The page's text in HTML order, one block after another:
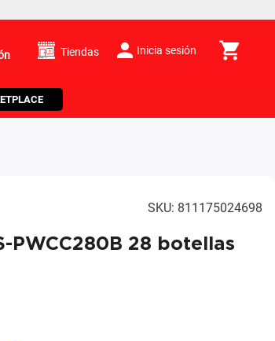
Tiendas Inicia sesión
SKU: 811175024698
PWCC280B 28 botellas